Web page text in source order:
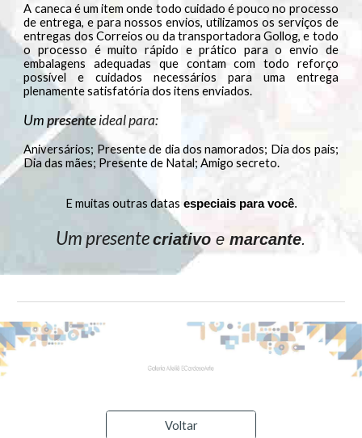
A caneca é um item onde todo cuidado é pouco no processo
de entrega, e para nossos envios, utilizamos os serviços de
entregas dos Correios ou da transportadora Gollog, e todo
o processo é muito rápido e prático para o envio de
embalagens adequadas que contam com todo reforço
possível e cuidados necessários para uma entrega
plenamente satisfatória dos itens enviados.
Umpresenteideal para:
Aniversários; Presente de dia dos namorados; Dia dos pais;
Dia das mães; Presente de Natal; Amigo secreto.
E muitas outras datas especiais para você.
Um presentecriativo e marcante.
Voltar